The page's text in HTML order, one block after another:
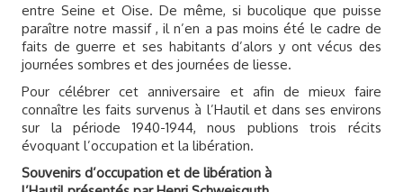
entre Seine et Oise. De même, si bucolique que puisse
paraître notre massif , il n’en a pas moins été le cadre de
faits de guerre et ses habitants d’alors y ont vécus des
journées sombres et des journées de liesse.
Pour célébrer cet anniversaire et afin de mieux faire
connaître les faits survenus à l’Hautil et dans ses environs
sur la période 1940-1944, nous publions trois récits
évoquant l’occupation et la libération.
Souvenirs d’occupation et de libération à